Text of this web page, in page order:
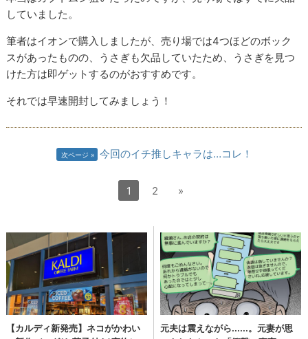
していました。
筆者はイオンで購入しましたが、売り場では4つほどのボック
スがあったものの、うさぎも欠品していたため、うさぎを見つ
けた方は即ゲットするのがおすすめです。
それでは早速開封してみましょう！
次ページ 今回のイチ推しキャラは…コレ！
1 2 »